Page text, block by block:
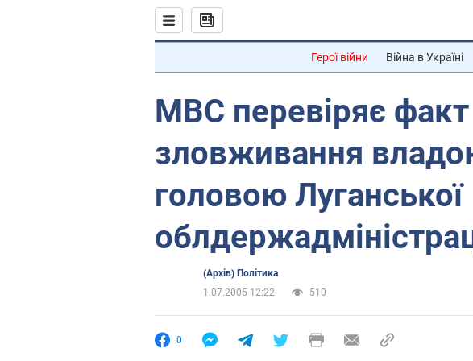
Герої війни Війна в Україні
МВС перевіряє факт
зловживання
головою Луганської
(Архів) Політика
1.07.2005 12:22
510
0